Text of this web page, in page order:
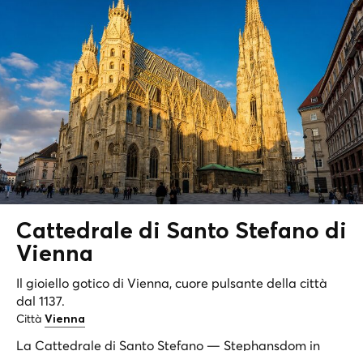
Cattedrale di Santo Stefano di
Vienna
Il gioiello gotico di Vienna, cuore pulsante della città
dal 1137.
Città Vienna
La Cattedrale di Santo Stefano — Stephansdom in